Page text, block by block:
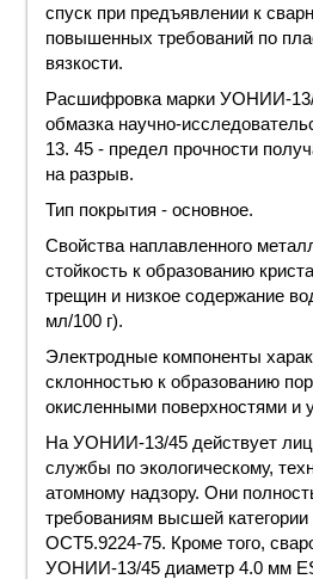
спуск при предъявлении к
повышенных требований по
вязкости.
Расшифровка марки УОНИИ-13/
обмазка научно-
13. 45 - предел прочности
на разрыв.
Тип покрытия - основное.
Свойства наплавленного
стойкость к образованию
трещин и низкое содержание
мл/100 г).
Электродные компоненты
склонностью к образованию
окисленными поверхностями и
На УОНИИ-13/45 действует
службы по экологическому,
атомному надзору. Они
требованиям высшей категории
ОСТ5.9224-75. Кроме того,
УОНИИ-13/45 диаметр 4.0 мм